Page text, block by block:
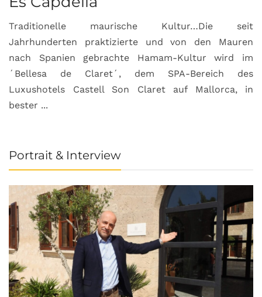
Traditionelle maurische Kultur…Die seit
Jahrhunderten praktizierte und von den Mauren
nach Spanien gebrachte Hamam-Kultur wird im
´Bellesa de Claret´, dem SPA-Bereich des
Luxushotels Castell Son Claret auf Mallorca, in
bester ...
Portrait & Interview